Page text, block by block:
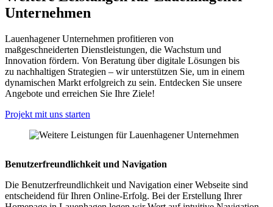
Unternehmen
Lauenhagener Unternehmen profitieren von
maßgeschneiderten Dienstleistungen, die Wachstum und
Innovation fördern. Von Beratung über digitale Lösungen bis
zu nachhaltigen Strategien – wir unterstützen Sie, um in einem
dynamischen Markt erfolgreich zu sein. Entdecken Sie unsere
Angebote und erreichen Sie Ihre Ziele!
Projekt mit uns starten
Benutzerfreundlichkeit und Navigation
Die Benutzerfreundlichkeit und Navigation einer Webseite sind
entscheidend für Ihren Online-Erfolg. Bei der Erstellung Ihrer